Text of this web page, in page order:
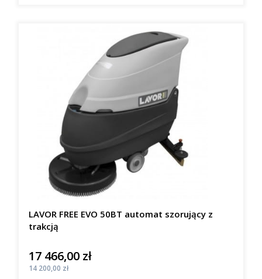
LAVOR FREE EVO 50BT automat szorujący z
trakcją
Cena
17 466,00 zł
Cena
14 200,00 zł